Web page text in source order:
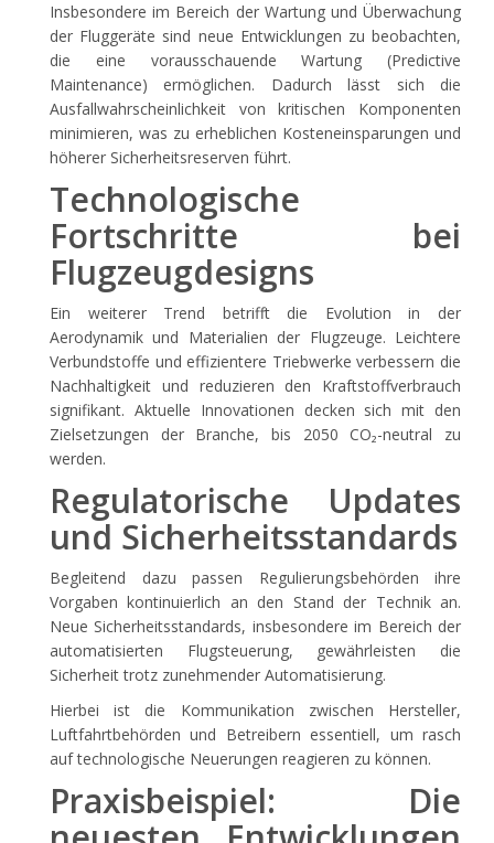
Insbesondere im Bereich der Wartung und Überwachung
der Fluggeräte sind neue Entwicklungen zu beobachten,
die eine vorausschauende Wartung (Predictive
Maintenance) ermöglichen. Dadurch lässt sich die
Ausfallwahrscheinlichkeit von kritischen Komponenten
minimieren, was zu erheblichen Kosteneinsparungen und
höherer Sicherheitsreserven führt.
Technologische
Fortschritte bei
Flugzeugdesigns
Ein weiterer Trend betrifft die Evolution in der
Aerodynamik und Materialien der Flugzeuge. Leichtere
Verbundstoffe und effizientere Triebwerke verbessern die
Nachhaltigkeit und reduzieren den Kraftstoffverbrauch
signifikant. Aktuelle Innovationen decken sich mit den
Zielsetzungen der Branche, bis 2050 CO₂-neutral zu
werden.
Regulatorische Updates
und Sicherheitsstandards
Begleitend dazu passen Regulierungsbehörden ihre
Vorgaben kontinuierlich an den Stand der Technik an.
Neue Sicherheitsstandards, insbesondere im Bereich der
automatisierten Flugsteuerung, gewährleisten die
Sicherheit trotz zunehmender Automatisierung.
Hierbei ist die Kommunikation zwischen Hersteller,
Luftfahrtbehörden und Betreibern essentiell, um rasch
auf technologische Neuerungen reagieren zu können.
Praxisbeispiel: Die